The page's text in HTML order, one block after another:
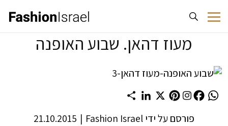
מעוז דהאן. שבוע האופנה
WhatsApp
Facebook
Pinterest
X
LinkedIn
Share
פורסם על ידיFashion Israel
|
21.10.2015